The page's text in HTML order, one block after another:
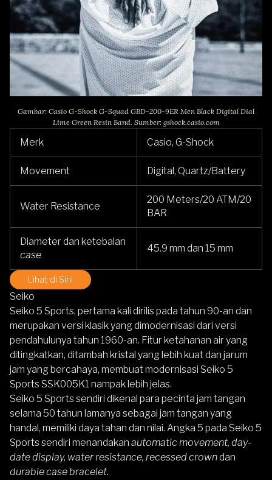
Gambar: Casio G-Shock G-Squad GBD-200-9ER Men Black Digital Dial
Lime Green Resin Band. Sumber: gshock.casio.com
Merk Casio, G-Shock
Movement Digital, Quartz/Battery
Water Resistance
200 Meters/20 ATM/20
BAR
Diameter dan ketebalan
case
45.9 mm dan 15 mm
Lihat di Sini
Seiko
Seiko 5 Sports, pertama kali dirilis pada tahun 90-an dan
merupakan versi klasik yang dimodernisasi dari versi
pendahulunya tahun 1960-an. Fitur ketahanan air yang
ditingkatkan, ditambah kristal yang lebih kuat dan jarum
jam yang bercahaya, membuat modernisasi Seiko 5
Sports SSK005K1 nampak lebih jelas.
Seiko 5 Sportssendiri dikenal para pecinta jam tangan
selama 50 tahun lamanya sebagai jam tangan yang
handal, memiliki daya tahan dan nilai. Angka 5 pada Seiko 5
Sportssendiri menandakan automatic movement, day-
date display, water resistance, recessed crowndan
durable case bracelet.